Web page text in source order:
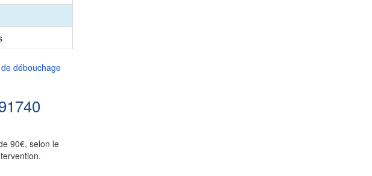
débouchage
90€, selon le